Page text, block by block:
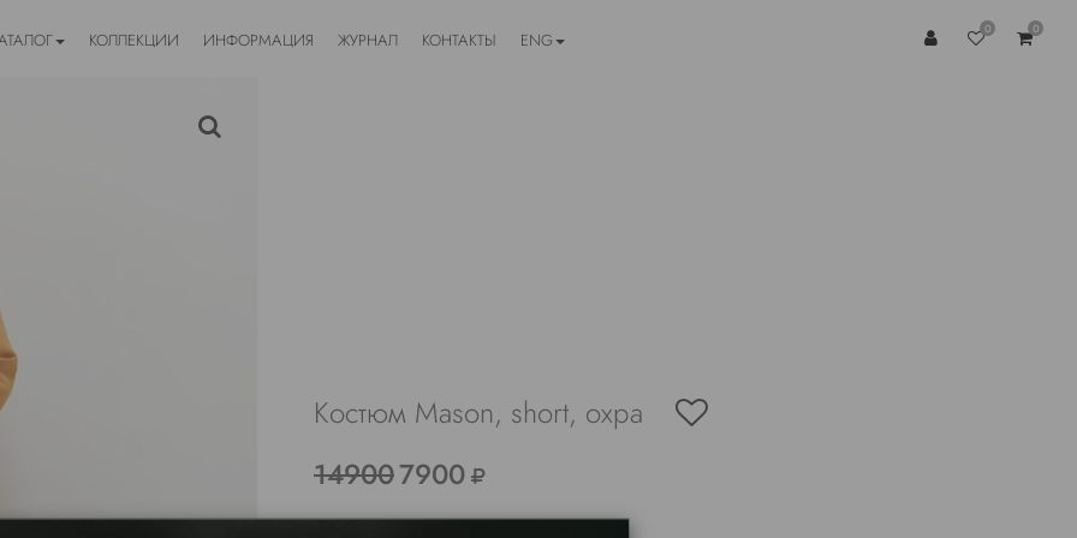
КОЛЛЕКЦИИ ИНФОРМАЦИЯ ЖУРНАЛ КОНТАКТЫ ENG
0 0
Костюм Mason, short, охра
149007900